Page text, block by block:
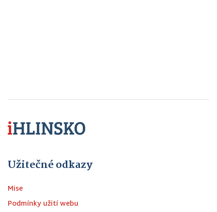
Užitečné odkazy
Mise
Podmínky užití webu